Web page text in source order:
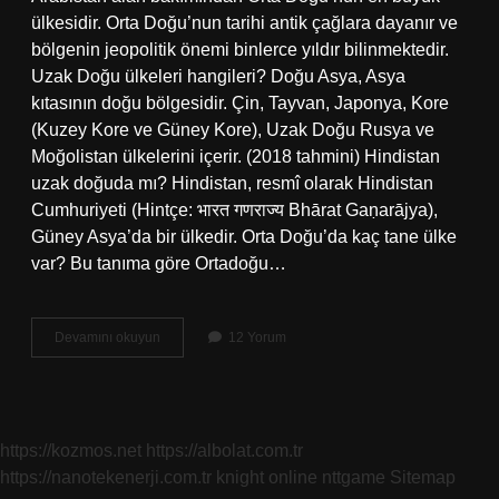
ülkesidir. Orta Doğu’nun tarihi antik çağlara dayanır ve
bölgenin jeopolitik önemi binlerce yıldır bilinmektedir.
Uzak Doğu ülkeleri hangileri? Doğu Asya, Asya
kıtasının doğu bölgesidir. Çin, Tayvan, Japonya, Kore
(Kuzey Kore ve Güney Kore), Uzak Doğu Rusya ve
Moğolistan ülkelerini içerir. (2018 tahmini) Hindistan
uzak doğuda mı? Hindistan, resmî olarak Hindistan
Cumhuriyeti (Hintçe: भारत गणराज्य Bhārat Gaṇarājya),
Güney Asya’da bir ülkedir. Orta Doğu’da kaç tane ülke
var? Bu tanıma göre Ortadoğu…
Devamını okuyun
Uzak
12 Yorum
https://kozmos.net https://albolat.com.tr
https://nanotekenerji.com.tr knight online nttgame Sitemap